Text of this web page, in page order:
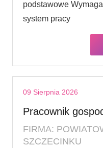
podstawowe
system pracy
09 Sierpnia 2026
Pracownik
FIRMA:
SZCZECINKU